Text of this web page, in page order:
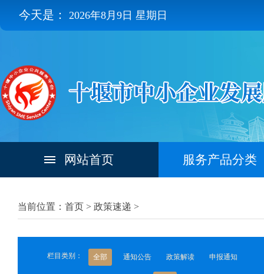
今天是： 2026年8月9日 星期日
网站首页 服务产品分类
当前位置：首页 > 政策速递 >
栏目类别： 全部 通知公告 政策解读 申报通知